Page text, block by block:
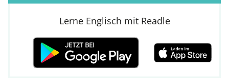
Lerne Englisch mit Readle